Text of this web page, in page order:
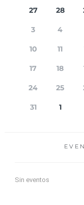
27 28
3 4
10 11
17 18
24 25
31 1
Sin eventos